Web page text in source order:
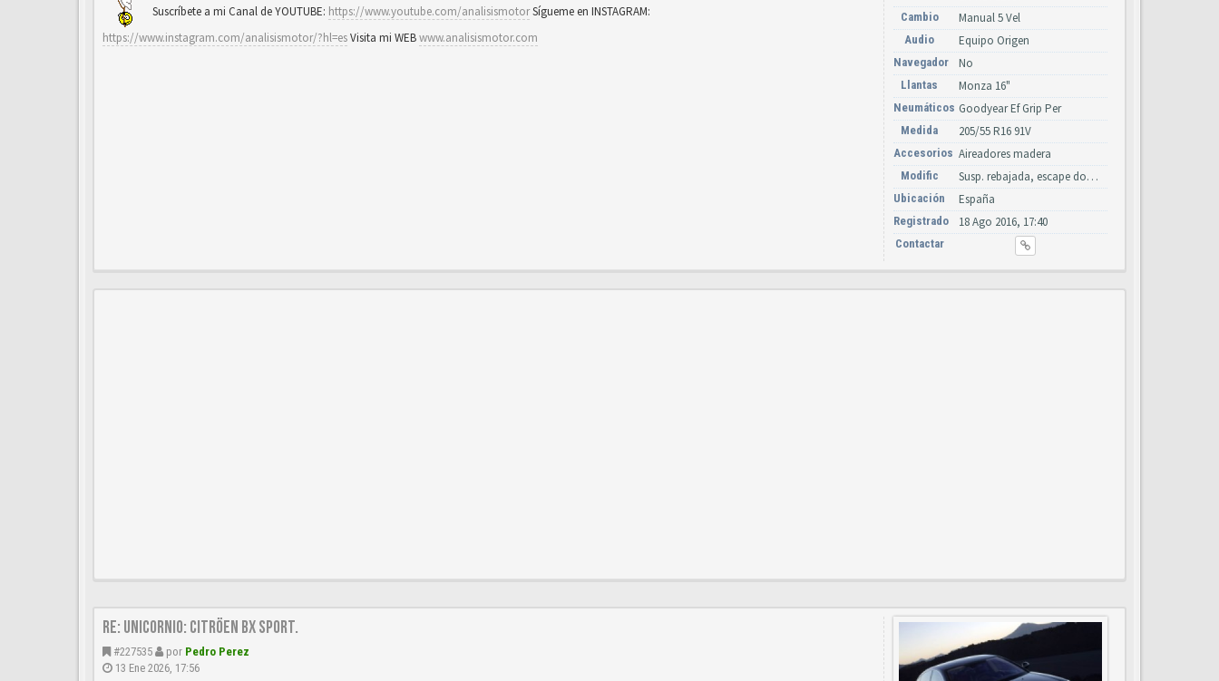
Suscríbete a mi Canal de YOUTUBE: https://www.youtube.com/analisismotorSígueme en INSTAGRAM:
https://www.instagram.com/analisismotor/?hl=esVisita mi WEBwww.analisismotor.com
Cambio Manual 5 Vel
Audio Equipo Origen
Navegador No
Llantas Monza 16"
Neumáticos Goodyear Ef Grip Per
Medida 205/55 R16 91V
Accesorios Aireadores madera
Modific Susp. rebajada, escape doble Boloromo, taloneras pintadas
Ubicación España
Registrado 18 Ago 2016, 17:40
Contactar
Re: UNICORNIO: Citröen BX SPORT.
#227535 por Pedro Perez
13 Ene 2026, 17:56